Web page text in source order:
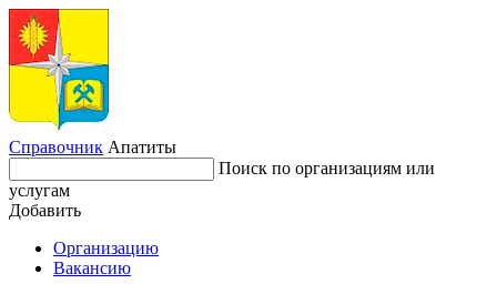
Справочник Апатиты
Поиск по организациям или
услугам
Добавить
Организацию
Вакансию